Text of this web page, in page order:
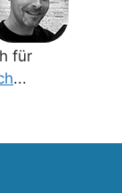
für
...